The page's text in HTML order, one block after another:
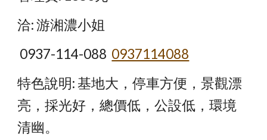
洽: 游湘濃小姐
0937-114-088 0937114088
特色說明: 基地大，停車方便，景觀漂
亮，採光好，總價低，公設低，環境
清幽。